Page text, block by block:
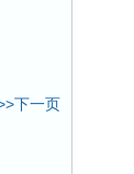
下一页